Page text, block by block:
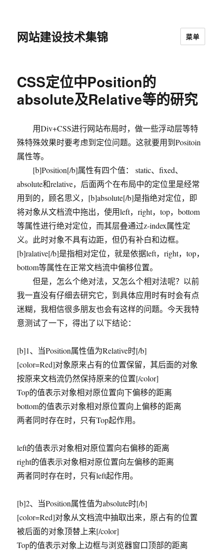
网站建设技术集锦 菜单
CSS定位中Position的
absolute及Relative等的研究
用Div+CSS进行网站布局时，做一些浮动层等特
殊特殊效果时要考虑到定位问题。这就要用到Positoin
属性等。
[b]Position[/b]属性有四个值： static、fixed、
absolute和relative，后面两个在布局中的定位里是经常
用到的，顾名思义，[b]absolute[/b]是指绝对定位，即
将对象从文档流中拖出，使用left，right，top，bottom
等属性进行绝对定位，而其层叠通过z-index属性定
义。此时对象不具有边距，但仍有补白和边框。
[b]ralative[/b]是指相对定位，就是依据left，right，top，
bottom等属性在正常文档流中偏移位置。
但是，怎么个绝对法，又怎么个相对法呢？以前
我一直没有仔细去研究它，到具体应用时有时会有点
迷糊，我相信很多朋友也会有这样的问题。今天我特
意测试了一下，得出了以下结论：
[b]1、当Position属性值为Relative时[/b]
[color=Red]对象原来占有的位置保留，其后面的对象
按原来文档流仍然保持原来的位置[/color]
Top的值表示对象相对原位置向下偏移的距离
bottom的值表示对象相对原位置向上偏移的距离
两者同时存在时，只有Top起作用。
left的值表示对象相对原位置向右偏移的距离
right的值表示对象相对原位置向左偏移的距离
两者同时存在时，只有left起作用。
[b]2、当Position属性值为absolute时[/b]
[color=Red]对象从文档流中抽取出来，原占有的位置
被后面的对象顶替上来[/color]
Top的值表示对象上边框与浏览器窗口顶部的距离